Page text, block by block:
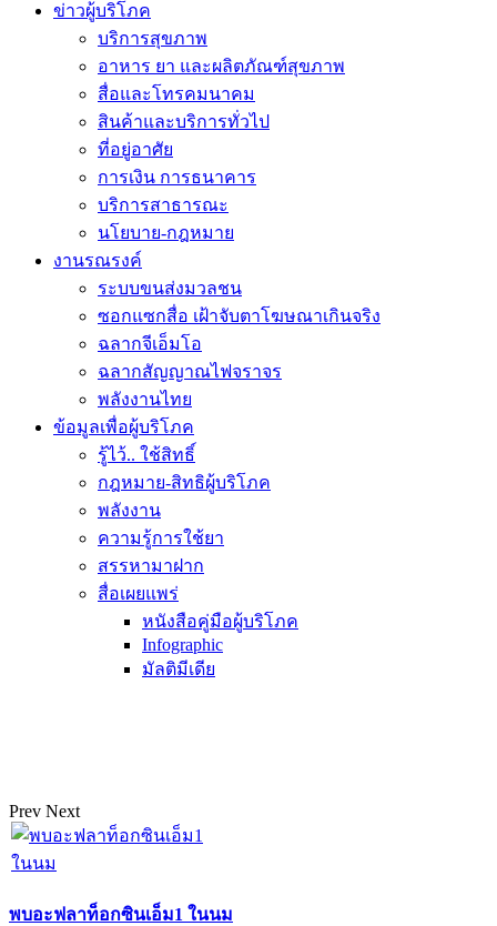
ข่าวผู้บริโภค
บริการสุขภาพ
อาหาร ยา และผลิตภัณฑ์สุขภาพ
สื่อและโทรคมนาคม
สินค้าและบริการทั่วไป
ที่อยู่อาศัย
การเงิน การธนาคาร
บริการสาธารณะ
นโยบาย-กฎหมาย
งานรณรงค์
ระบบขนส่งมวลชน
ซอกแซกสื่อ เฝ้าจับตาโฆษณาเกินจริง
ฉลากจีเอ็มโอ
ฉลากสัญญาณไฟจราจร
พลังงานไทย
ข้อมูลเพื่อผู้บริโภค
รู้ไว้.. ใช้สิทธิ์
กฎหมาย-สิทธิผู้บริโภค
พลังงาน
ความรู้การใช้ยา
สรรหามาฝาก
สื่อเผยแพร่
หนังสือคู่มือผู้บริโภค
Infographic
มัลติมีเดีย
Prev Next
พบอะฟลาท็อกซินเอ็ม1 ในนม